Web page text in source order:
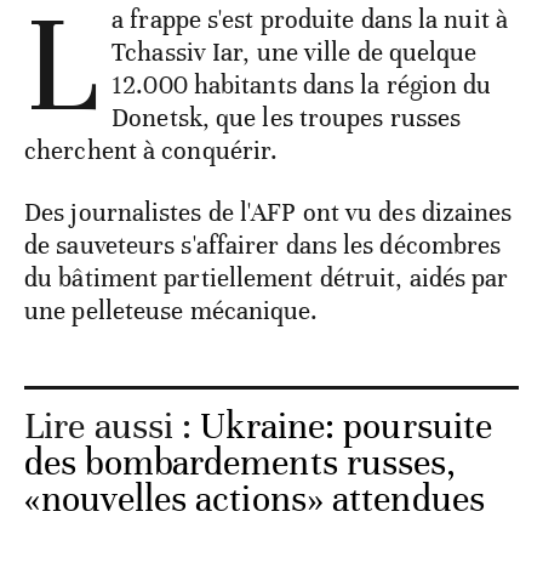
L a frappe s'est produite dans la nuit à
Tchassiv Iar, une ville de quelque
12.000 habitants dans la région du
Donetsk, que les troupes russes
cherchent à conquérir.
Des journalistes de l'AFP ont vu des dizaines
de sauveteurs s'affairer dans les décombres
du bâtiment partiellement détruit, aidés par
une pelleteuse mécanique.
Lire aussi : Ukraine: poursuite
des bombardements russes,
«nouvelles actions» attendues